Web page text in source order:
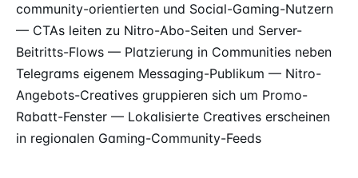
community-orientierten und Social-Gaming-Nutzern
— CTAs leiten zu Nitro-Abo-Seiten und Server-
Beitritts-Flows — Platzierung in Communities neben
Telegrams eigenem Messaging-Publikum — Nitro-
Angebots-Creatives gruppieren sich um Promo-
Rabatt-Fenster — Lokalisierte Creatives erscheinen
in regionalen Gaming-Community-Feeds